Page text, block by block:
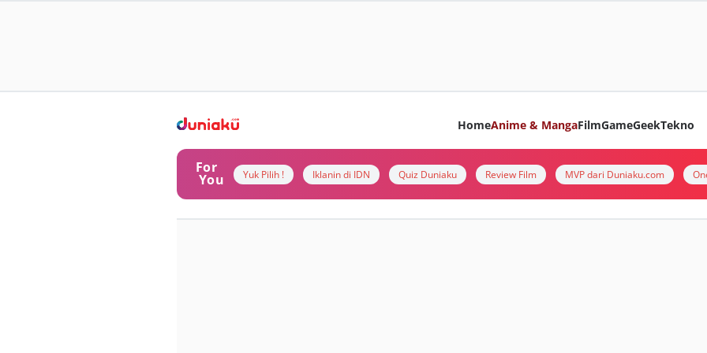
HomeAnime & MangaFilmGameGeekTekno
For
You Yuk Pilih ! Iklanin di IDN Quiz Duniaku Review Film MVP dari Duniaku.com